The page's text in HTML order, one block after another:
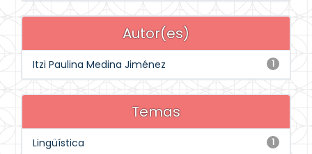
Autor(es)
1
Itzi Paulina Medina Jiménez
Temas
1
Lingüística